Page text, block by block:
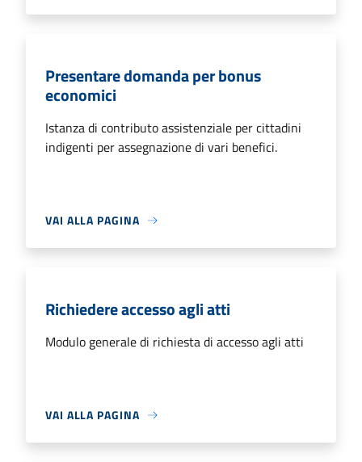
Presentare domanda per bonus
economici
Istanza di contributo assistenziale per cittadini
indigenti per assegnazione di vari benefici.
VAI ALLA PAGINA
Richiedere accesso agli atti
Modulo generale di richiesta di accesso agli atti
VAI ALLA PAGINA